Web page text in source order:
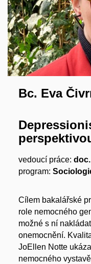
Bc. Eva
vedoucí práce:
program:
Cílem bakalářské
role nemocného
možné s ní
onemocnění.
JoEllen Notte
nemocného